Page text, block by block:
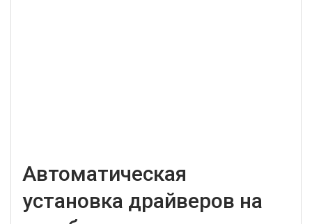
Автоматическая
установка драйверов на